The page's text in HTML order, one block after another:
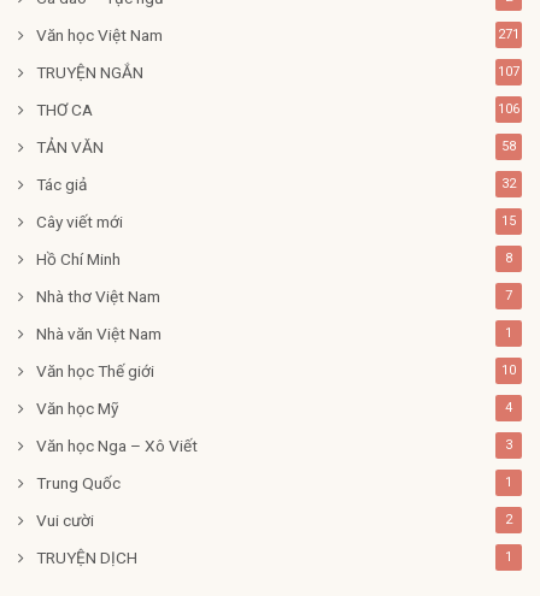
Văn học Việt Nam 271
TRUYỆN NGẮN 107
THƠ CA 106
TẢN VĂN 58
Tác giả 32
Cây viết mới 15
Hồ Chí Minh 8
Nhà thơ Việt Nam 7
Nhà văn Việt Nam 1
Văn học Thế giới 10
Văn học Mỹ 4
Văn học Nga – Xô Viết 3
Trung Quốc 1
Vui cười 2
TRUYỆN DỊCH 1